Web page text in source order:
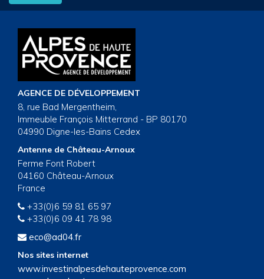
AGENCE DE DÉVELOPPEMENT
8, rue Bad Mergentheim,
Immeuble François Mitterrand - BP 80170
04990 Digne-les-Bains Cedex
Antenne de Château-Arnoux
Ferme Font Robert
04160 Château-Arnoux
France
+33(0)6 59 81 65 97
+33(0)6 09 41 78 98
eco@ad04.fr
Nos sites internet
www.investinalpesdehauteprovence.com